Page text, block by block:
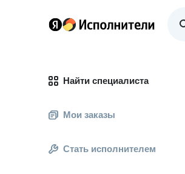
Найти специалиста
Мои заказы
Стать исполнителем